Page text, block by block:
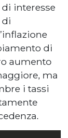
interesse
di
aumento
ma
i tassi